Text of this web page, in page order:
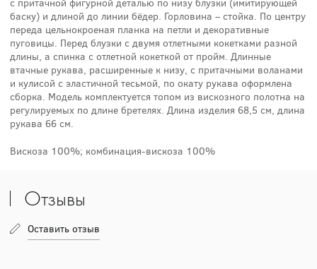
с притачной фигурной деталью по низу блузки (имитирующей
баску) и длиной до линии бёдер. Горловина – стойка. По центру
переда цельнокроеная планка на петли и декоративные
пуговицы. Перед блузки с двумя отлетными кокетками разной
длины, а спинка с отлетной кокеткой от пройм. Длинные
втачные рукава, расширенные к низу, с притачными воланами
и кулисой с эластичной тесьмой, по окату рукава оформлена
сборка. Модель комплектуется топом из вискозного полотна на
регулируемых по длине бретелях. Длина изделия 68,5 см, длина
рукава 66 см.
Вискоза 100%; комбинация-вискоза 100%
Отзывы
Оставить отзыв